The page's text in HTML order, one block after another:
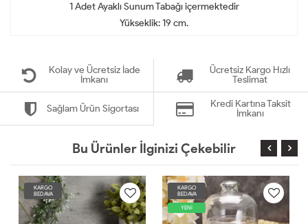
1 Adet Ayaklı Sunum Tabağı içermektedir
Yükseklik: 19 cm.
Kolay ve Ücretsiz İade
İmkanı
Ücretsiz Kargo Hızlı
Teslimat
Sağlam Ürün Sigortası
Kredi Kartına Taksit
İmkanı
Bu Ürünler İlginizi Çekebilir
KARGO
BEDAVA
KARGO
BEDAVA
YENİ